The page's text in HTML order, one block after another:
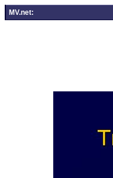
MV.net: